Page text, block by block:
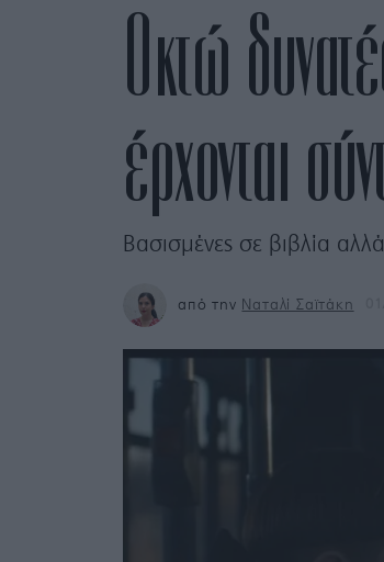
Οκτώ
έρχονται
Βασισμένες σε βιβλία
από την Ναταλί Σαϊτάκη